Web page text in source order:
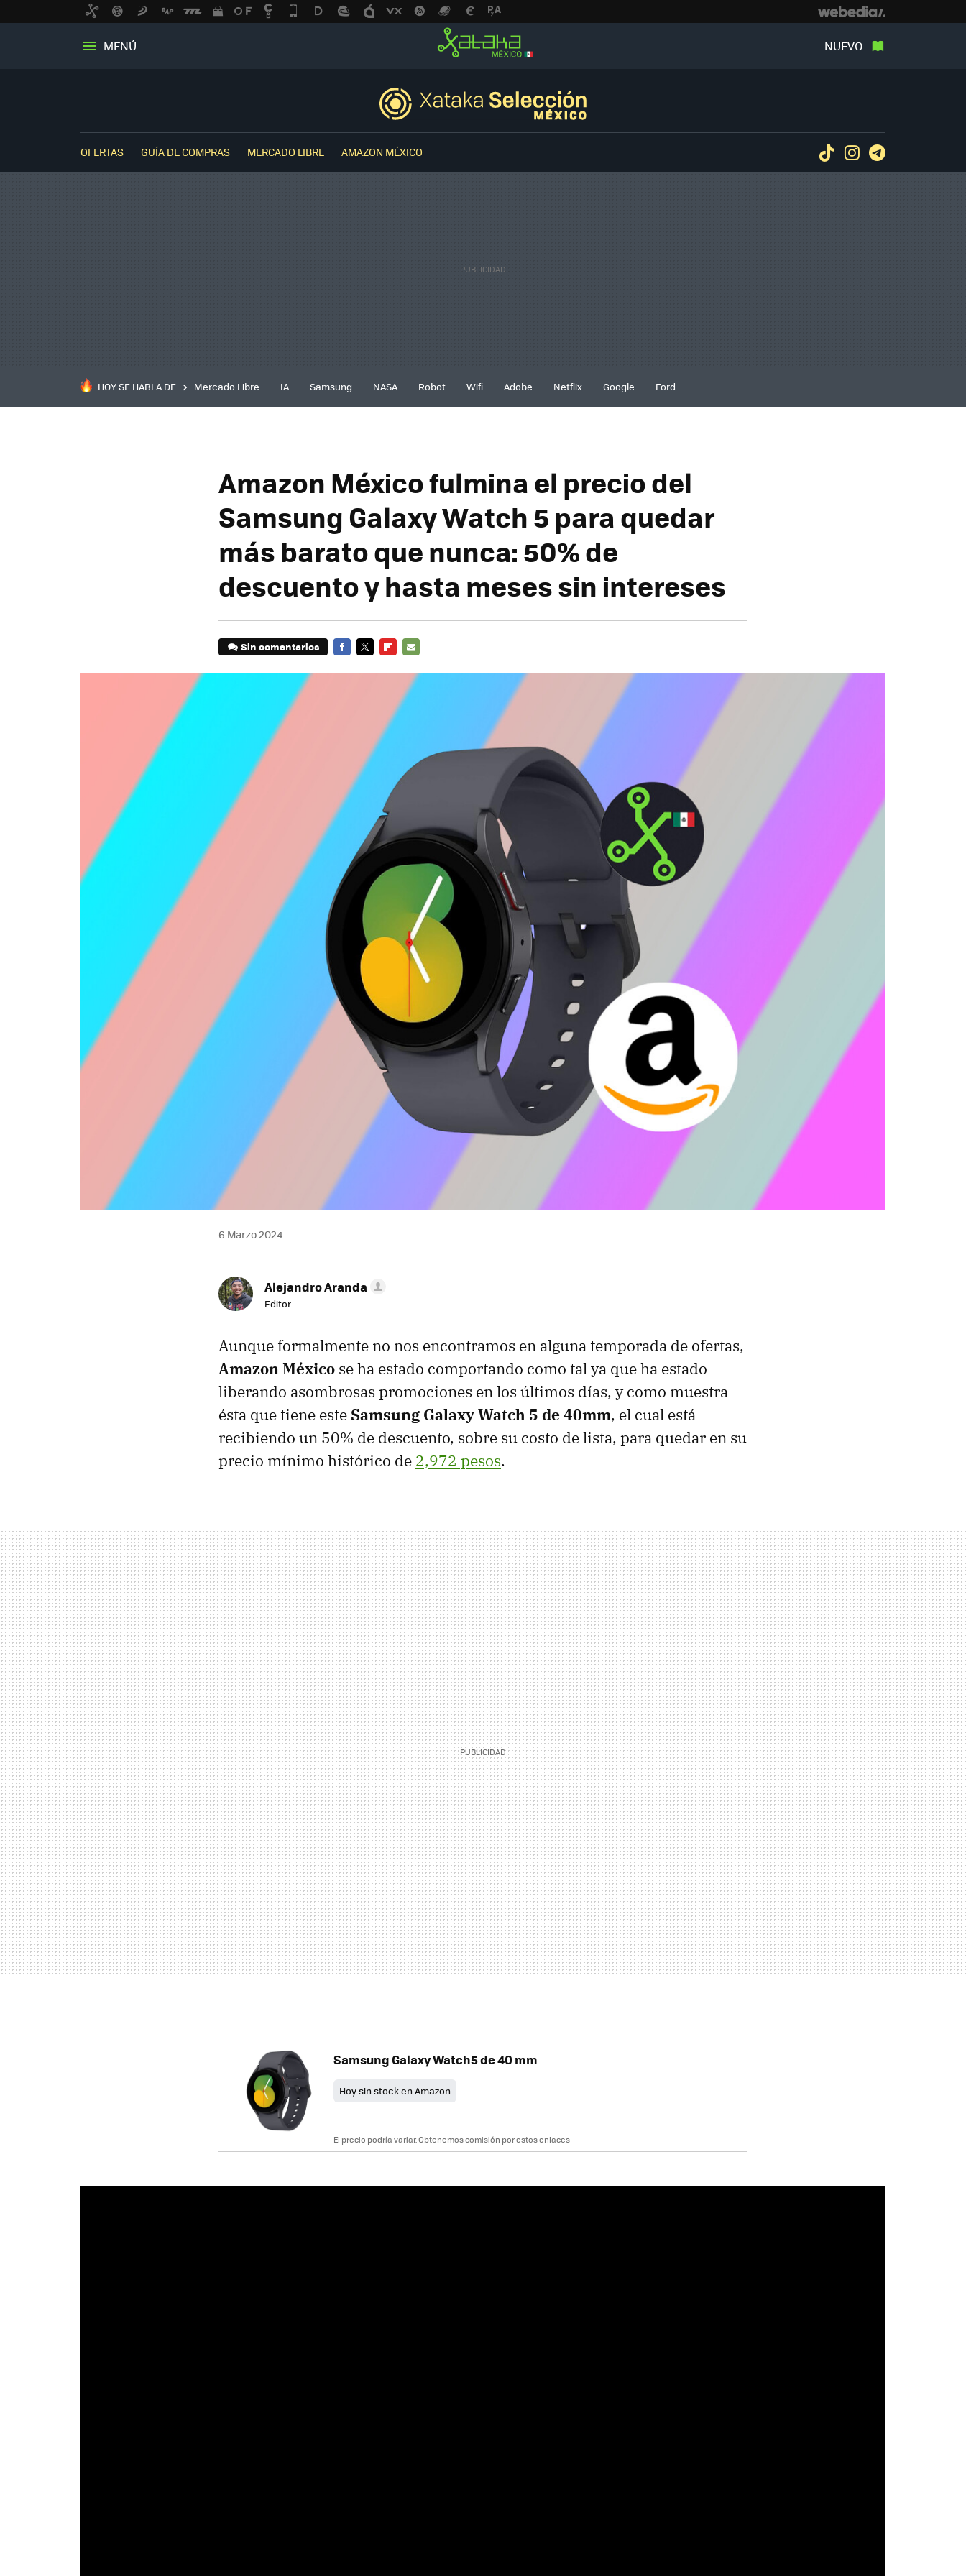
MENÚ NUEVO
OFERTAS GUÍA DE COMPRAS MERCADO LIBRE AMAZON MÉXICO TiktokInstagram
HOY SE HABLA DE Mercado Libre IA Samsung NASA Robot Wifi Adobe Netflix Google Ford
Amazon México fulmina el precio del
Samsung Galaxy Watch 5 para quedar
más barato que nunca: 50% de
descuento y hasta meses sin intereses
Sin comentarios
MAIL
6 Marzo 2024
Alejandro Aranda
Editor
Aunque formalmente no nos encontramos en alguna temporada de ofertas,
Amazon México se ha estado comportando como tal ya que ha estado
liberando asombrosas promociones en los últimos días, y como muestra
ésta que tiene este Samsung Galaxy Watch 5 de 40mm, el cual está
recibiendo un 50% de descuento, sobre su costo de lista, para quedar en su
precio mínimo histórico de 2,972 pesos.
Samsung Galaxy Watch5 de 40 mm
Hoy sin stock en Amazon
El precio podría variar. Obtenemos comisión por estos enlaces